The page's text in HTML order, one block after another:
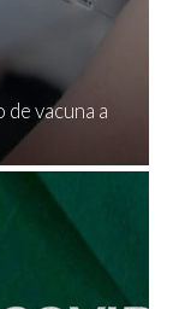
vacuna a